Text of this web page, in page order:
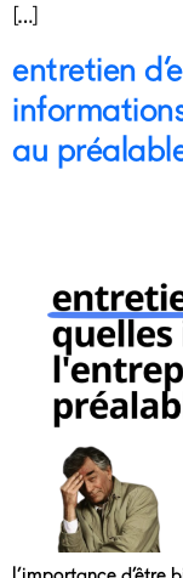
[…]
entretien
au